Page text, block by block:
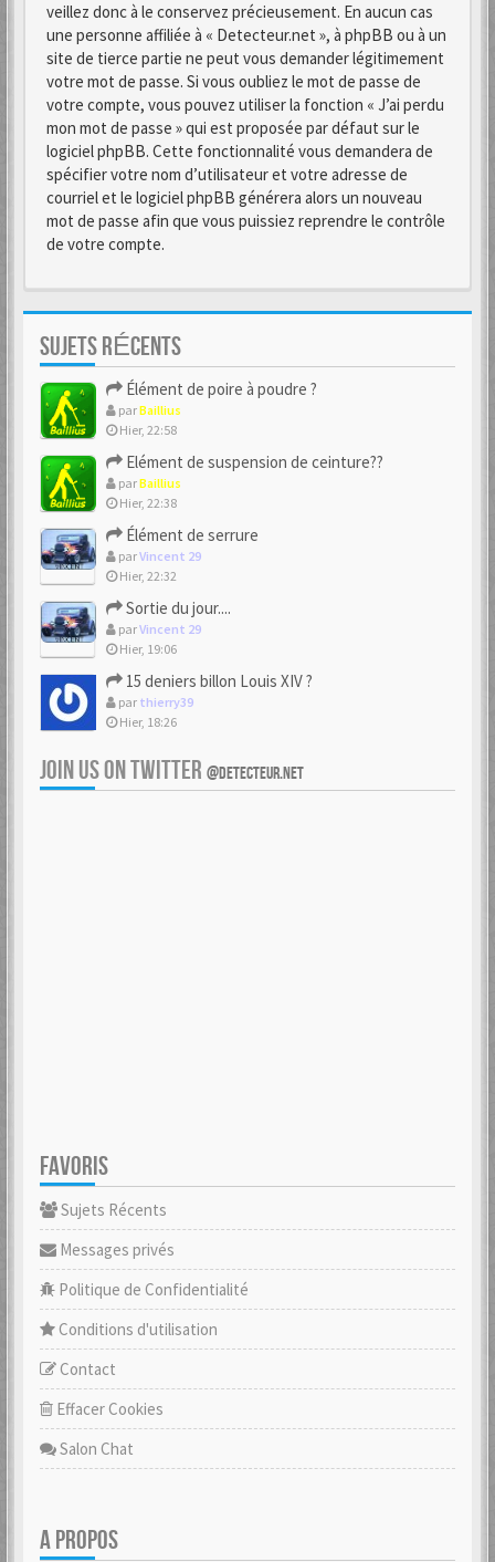
veillez donc à le conservez précieusement. En aucun cas
une personne affiliée à « Detecteur.net », à phpBB ou à un
site de tierce partie ne peut vous demander légitimement
votre mot de passe. Si vous oubliez le mot de passe de
votre compte, vous pouvez utiliser la fonction « J’ai perdu
mon mot de passe » qui est proposée par défaut sur le
logiciel phpBB. Cette fonctionnalité vous demandera de
spécifier votre nom d’utilisateur et votre adresse de
courriel et le logiciel phpBB générera alors un nouveau
mot de passe afin que vous puissiez reprendre le contrôle
de votre compte.
SUJETS RÉCENTS
Élément de poire à poudre ?
parBaillius
Hier, 22:58
Elément de suspension de ceinture??
parBaillius
Hier, 22:38
Élément de serrure
parVincent 29
Hier, 22:32
Sortie du jour....
parVincent 29
Hier, 19:06
15 deniers billon Louis XIV ?
par thierry39
Hier, 18:26
JOIN US ON TWITTER @DETECTEUR.NET
FAVORIS
Sujets Récents
Messages privés
Politique de Confidentialité
Conditions d'utilisation
Contact
Effacer Cookies
Salon Chat
A PROPOS